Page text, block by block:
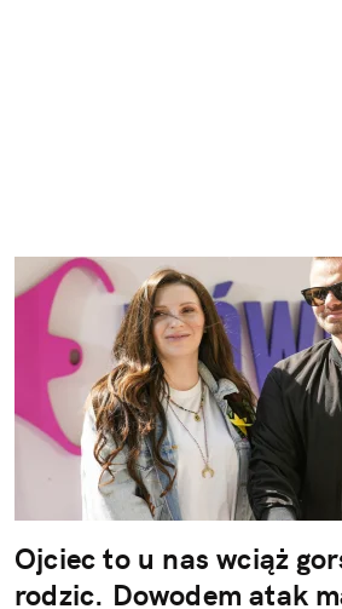
Ojciec to u nas wciąż
rodzic. Dowodem atak